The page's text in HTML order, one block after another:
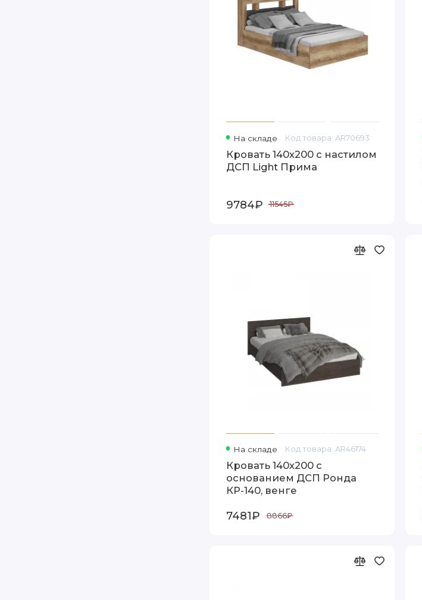
На складе Код товара: AR70693
Кровать 140х200 с настилом
ДСП Light Прима
9784₽ 11545₽
На складе Код товара: AR46174
Кровать 140х200 с
основанием ДСП Ронда
КР-140, венге
7481₽ 8866₽